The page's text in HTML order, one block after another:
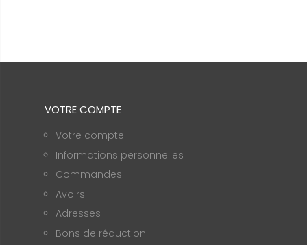
VOTRE COMPTE
Votre compte
Informations personnelles
Commandes
Avoirs
Adresses
Bons de réduction